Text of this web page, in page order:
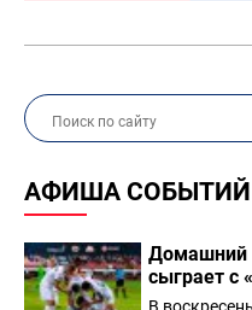
АФИША СОБЫТИЙ
Домашний
сыграет с